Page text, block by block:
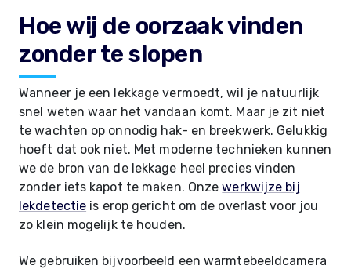
Hoe wij de oorzaak vinden
zonder te slopen
Wanneer je een lekkage vermoedt, wil je natuurlijk
snel weten waar het vandaan komt. Maar je zit niet
te wachten op onnodig hak- en breekwerk. Gelukkig
hoeft dat ook niet. Met moderne technieken kunnen
we de bron van de lekkage heel precies vinden
zonder iets kapot te maken. Onzewerkwijze bij
lekdetectie is erop gericht om de overlast voor jou
zo klein mogelijk te houden.
We gebruiken bijvoorbeeld een warmtebeeldcamera